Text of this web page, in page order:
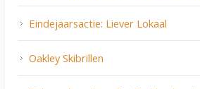
Eindejaarsactie: Liever Lokaal
Oakley Skibrillen